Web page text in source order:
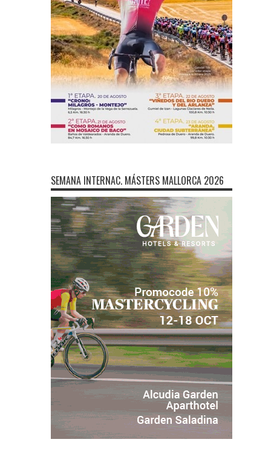
SEMANA INTERNAC. MÁSTERS MALLORCA 2026